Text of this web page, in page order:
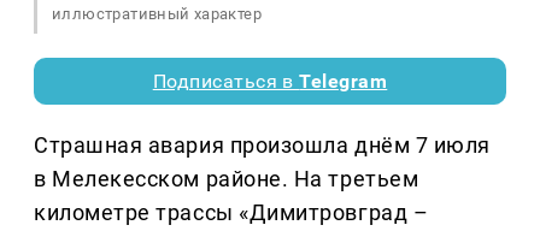
иллюстративный характер
Подписаться вTelegram
Страшная авария произошла днём 7 июля
в Мелекесском районе. На третьем
километре трассы «Димитровград –